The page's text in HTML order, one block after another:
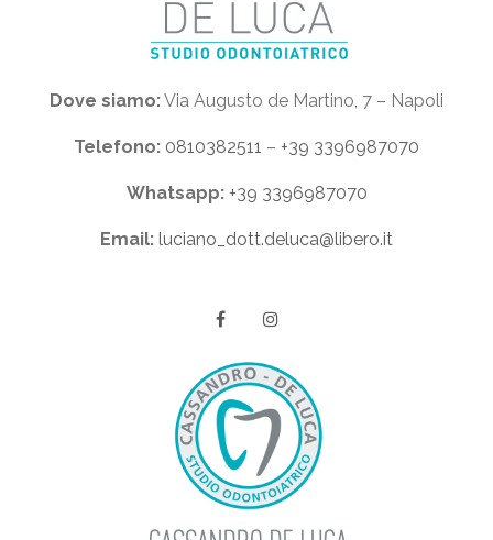
Dove siamo:Via Augusto de Martino, 7 – Napoli
Telefono: 0810382511 – +39 3396987070
Whatsapp: +39 3396987070
Email: luciano_dott.deluca@libero.it